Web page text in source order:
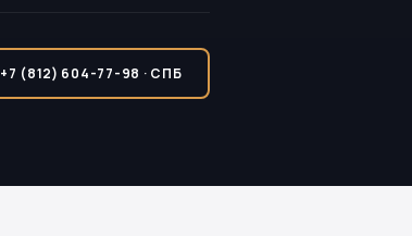
+7 (812) 604-77-98 · СПБ